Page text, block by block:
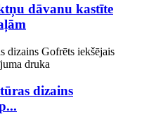
dāvanu kastīte
dizains